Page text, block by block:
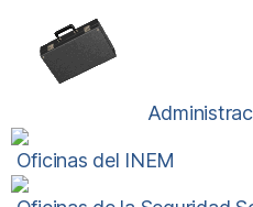
Oficinas del INEM